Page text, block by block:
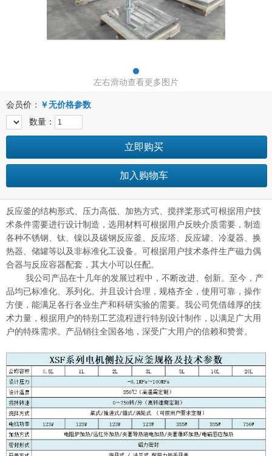
左右滑动查看更多图片
会员价： ￥无价格参数
数量：
立即购买
加入购物车
反应釜的结构形式、压力高低、加热方式、搅拌桨形式可根据用户技
术条件需要进行设计制造，选用材料可根据用户反映介质需要，制造
各种不锈钢、钛、镍以及碳钢反应釜、反应塔、反应罐、冷凝器、换
热器、储罐等以及非标准化工设备。可根据用户技术条件生产磁力偶
合器与反应容器配套，其大小可以任配。
我公司产品在十几年的发展过程中，不断改进、创新。至今，产
品均已标准化、系列化。并且设计合理，规格齐全，使用可靠，操作
方便，能满足各行各业生产和科研实验的需要。我公司凭借雄厚的技
术力量，根据用户的特别工艺流程进行特别设计制作，以满足广大用
户的特殊需求。产品销往全国各地，深受广大用户的信赖和赞誉。